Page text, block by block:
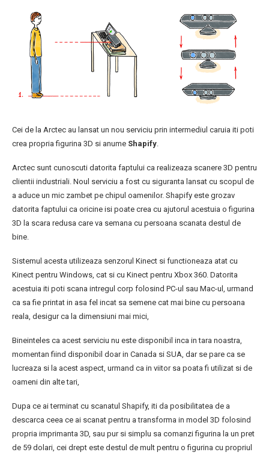
Cei de la Arctec au lansat un nou serviciu prin intermediul caruia iti poti
crea propria figurina 3D si anume Shapify.
Arctec sunt cunoscuti datorita faptului ca realizeaza scanere 3D pentru
clientii industriali. Noul serviciu a fost cu siguranta lansat cu scopul de
a aduce un mic zambet pe chipul oamenilor. Shapify este grozav
datorita faptului ca oricine isi poate crea cu ajutorul acestuia o figurina
3D la scara redusa care va semana cu persoana scanata destul de
bine.
Sistemul acesta utilizeaza senzorul Kinect si functioneaza atat cu
Kinect pentru Windows, cat si cu Kinect pentru Xbox 360. Datorita
acestuia iti poti scana intregul corp folosind PC-ul sau Mac-ul, urmand
ca sa fie printat in asa fel incat sa semene cat mai bine cu persoana
reala, desigur ca la dimensiuni mai mici,
Bineinteles ca acest serviciu nu este disponibil inca in tara noastra,
momentan fiind disponibil doar in Canada si SUA, dar se pare ca se
lucreaza si la acest aspect, urmand ca in viitor sa poata fi utilizat si de
oameni din alte tari,
Dupa ce ai terminat cu scanatul Shapify, iti da posibilitatea de a
descarca ceea ce ai scanat pentru a transforma in model 3D folosind
propria imprimanta 3D, sau pur si simplu sa comanzi figurina la un pret
de 59 dolari, cei drept este destul de mult pentru o figurina cu propriul